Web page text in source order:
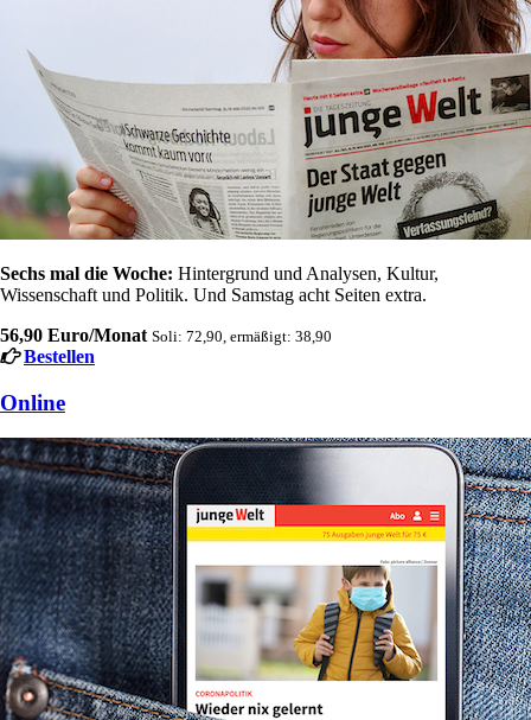
Sechs mal die Woche: Hintergrund und Analysen, Kultur,
Wissenschaft und Politik. Und Samstag acht Seiten extra.
56,90 Euro/Monat Soli: 72,90, ermäßigt: 38,90
Bestellen
Online